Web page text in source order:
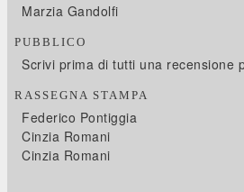
Marzia Gandolfi
PUBBLICO
Scrivi prima di tutti una recensione
RASSEGNA STAMPA
Federico Pontiggia
Cinzia Romani
Cinzia Romani